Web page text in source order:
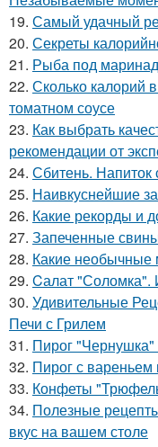
19. Самый удачный
20. Секреты
21. Рыба под
22. Сколько калорий
томатном соусе
23. Как выбрать
рекомендации от
24. Сбитень. Напиток
25. Наивкуснейшие
26. Какие рекорды и
27. Запеченные
28. Какие необычные
29. Cалат "Соломка".
30. Удивительные
Печи с Грилем
31. Пирог "Чернушка"
32. Пирог с вареньем
33. Конфеты
34. Полезные
вкус на вашем столе